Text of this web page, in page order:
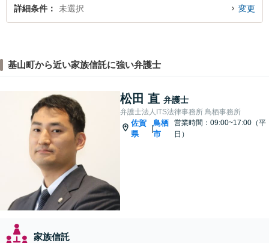
詳細条件 未選択 変更
基山町から近い家族信託に強い弁護士
松田 直 弁護士
弁護士法人ITS法律事務所 鳥栖事務所
佐賀
県
|
鳥栖
市
営業時間：09:00~17:00（平
日）
家族信託